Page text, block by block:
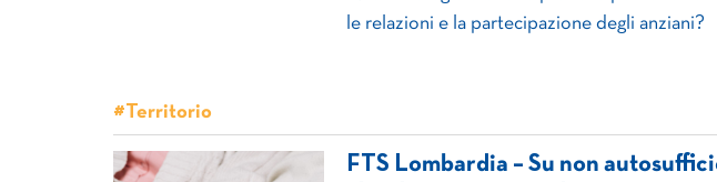
le relazioni e la partecipazione degli anziani?
#Territorio
FTS Lombardia – Su non